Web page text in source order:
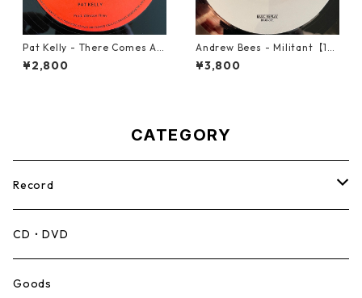
Pat Kelly - There Comes A T
ime【12-50057】
¥2,800
Andrew Bees ‎- Militant【12-
50066】
¥3,800
CATEGORY
Record
Mento,Calypso,Ballad
Ska
CD・DVD
Goods